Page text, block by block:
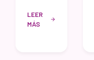
LEER
MÁS